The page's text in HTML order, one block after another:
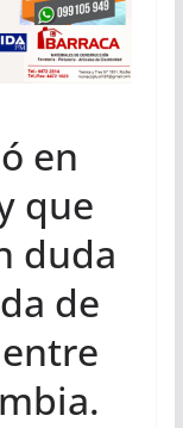
en
que
duda
de